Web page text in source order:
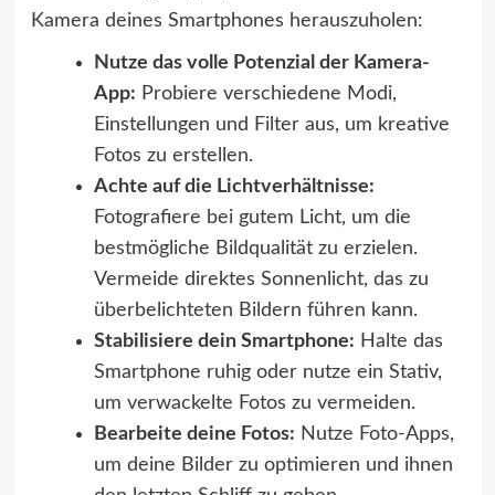
Kamera deines Smartphones herauszuholen:
Nutze das volle Potenzial der Kamera-
App: Probiere verschiedene Modi,
Einstellungen und Filter aus, um kreative
Fotos zu erstellen.
Achte auf die Lichtverhältnisse:
Fotografiere bei gutem Licht, um die
bestmögliche Bildqualität zu erzielen.
Vermeide direktes Sonnenlicht, das zu
überbelichteten Bildern führen kann.
Stabilisiere dein Smartphone: Halte das
Smartphone ruhig oder nutze ein Stativ,
um verwackelte Fotos zu vermeiden.
Bearbeite deine Fotos: Nutze Foto-Apps,
um deine Bilder zu optimieren und ihnen